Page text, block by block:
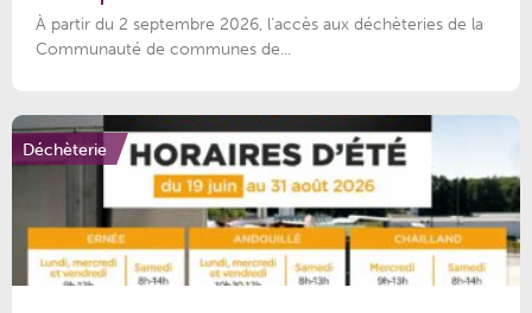
À partir du 2 septembre 2026, l’accès aux déchèteries de la
Communauté de communes de...
Déchèterie